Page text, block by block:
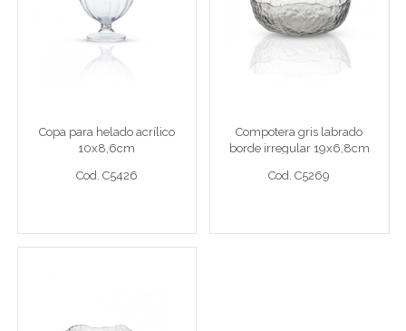
Copa para helado acrílico
10x8,6cm
Cod. C5426
Copa para helado acrílico
10x8,6cm
Cod. C5426
Compotera gris labrado
borde irregular 19x6,8cm
Cod. C5269
Compotera gris labrado
borde irregular 19x6,8cm
Cod. C5269